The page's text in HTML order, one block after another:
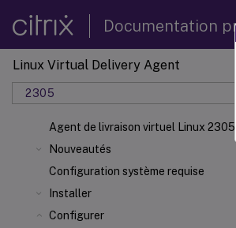
Documentation
Linux Virtual Delivery Agent
2305
Agent de livraison virtuel Linux 2305
Nouveautés
Configuration système requise
Installer
Configurer